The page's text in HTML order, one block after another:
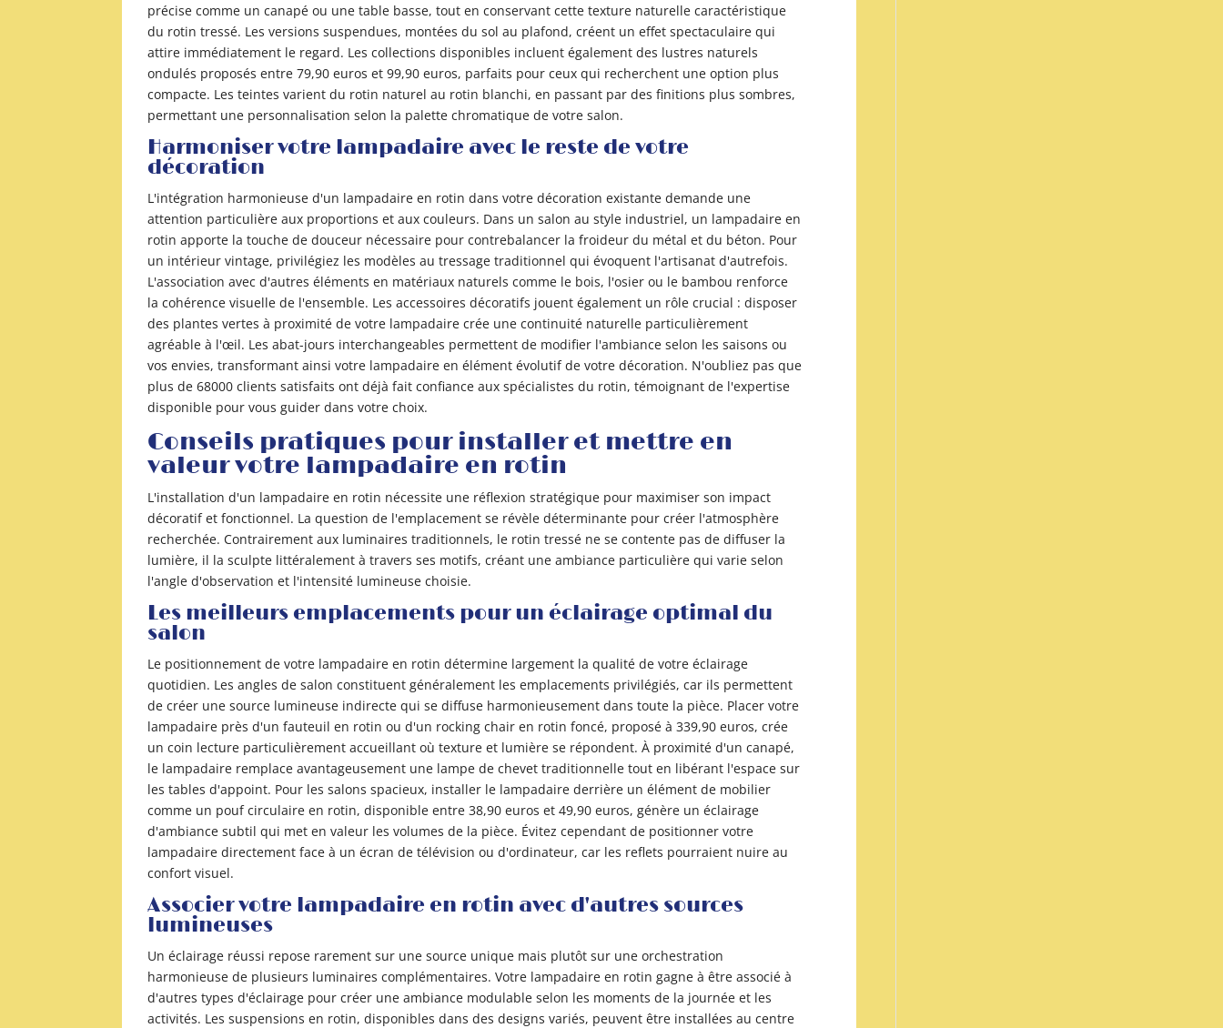
précise comme un canapé ou une table basse, tout en conservant cette texture naturelle caractéristique
du rotin tressé. Les versions suspendues, montées du sol au plafond, créent un effet spectaculaire qui
attire immédiatement le regard. Les collections disponibles incluent également des lustres naturels
ondulés proposés entre 79,90 euros et 99,90 euros, parfaits pour ceux qui recherchent une option plus
compacte. Les teintes varient du rotin naturel au rotin blanchi, en passant par des finitions plus sombres,
permettant une personnalisation selon la palette chromatique de votre salon.
Harmoniser votre lampadaire avec le reste de votre
décoration
L'intégration harmonieuse d'un lampadaire en rotin dans votre décoration existante demande une
attention particulière aux proportions et aux couleurs. Dans un salon au style industriel, un lampadaire en
rotin apporte la touche de douceur nécessaire pour contrebalancer la froideur du métal et du béton. Pour
un intérieur vintage, privilégiez les modèles au tressage traditionnel qui évoquent l'artisanat d'autrefois.
L'association avec d'autres éléments en matériaux naturels comme le bois, l'osier ou le bambou renforce
la cohérence visuelle de l'ensemble. Les accessoires décoratifs jouent également un rôle crucial : disposer
des plantes vertes à proximité de votre lampadaire crée une continuité naturelle particulièrement
agréable à l'œil. Les abat-jours interchangeables permettent de modifier l'ambiance selon les saisons ou
vos envies, transformant ainsi votre lampadaire en élément évolutif de votre décoration. N'oubliez pas que
plus de 68000 clients satisfaits ont déjà fait confiance aux spécialistes du rotin, témoignant de l'expertise
disponible pour vous guider dans votre choix.
Conseils pratiques pour installer et mettre en
valeur votre lampadaire en rotin
L'installation d'un lampadaire en rotin nécessite une réflexion stratégique pour maximiser son impact
décoratif et fonctionnel. La question de l'emplacement se révèle déterminante pour créer l'atmosphère
recherchée. Contrairement aux luminaires traditionnels, le rotin tressé ne se contente pas de diffuser la
lumière, il la sculpte littéralement à travers ses motifs, créant une ambiance particulière qui varie selon
l'angle d'observation et l'intensité lumineuse choisie.
Les meilleurs emplacements pour un éclairage optimal du
salon
Le positionnement de votre lampadaire en rotin détermine largement la qualité de votre éclairage
quotidien. Les angles de salon constituent généralement les emplacements privilégiés, car ils permettent
de créer une source lumineuse indirecte qui se diffuse harmonieusement dans toute la pièce. Placer votre
lampadaire près d'un fauteuil en rotin ou d'un rocking chair en rotin foncé, proposé à 339,90 euros, crée
un coin lecture particulièrement accueillant où texture et lumière se répondent. À proximité d'un canapé,
le lampadaire remplace avantageusement une lampe de chevet traditionnelle tout en libérant l'espace sur
les tables d'appoint. Pour les salons spacieux, installer le lampadaire derrière un élément de mobilier
comme un pouf circulaire en rotin, disponible entre 38,90 euros et 49,90 euros, génère un éclairage
d'ambiance subtil qui met en valeur les volumes de la pièce. Évitez cependant de positionner votre
lampadaire directement face à un écran de télévision ou d'ordinateur, car les reflets pourraient nuire au
confort visuel.
Associer votre lampadaire en rotin avec d'autres sources
lumineuses
Un éclairage réussi repose rarement sur une source unique mais plutôt sur une orchestration
harmonieuse de plusieurs luminaires complémentaires. Votre lampadaire en rotin gagne à être associé à
d'autres types d'éclairage pour créer une ambiance modulable selon les moments de la journée et les
activités. Les suspensions en rotin, disponibles dans des designs variés, peuvent être installées au centre